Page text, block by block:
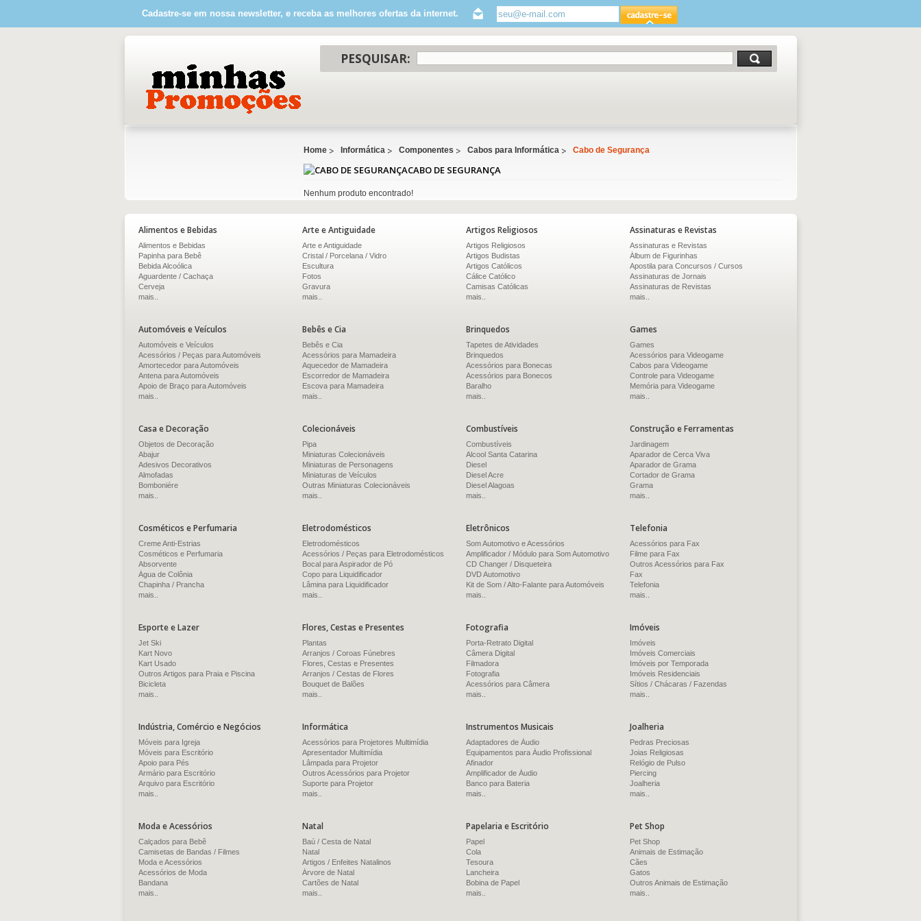
Cadastre-se em nossa newsletter, e receba as melhores ofertas da internet.
PESQUISAR:
Home Informática Componentes Cabos para Informática Cabo de Segurança
CABO DE SEGURANÇA
Nenhum produto encontrado!
Alimentos e Bebidas
Alimentos e Bebidas
Papinha para Bebê
Bebida Alcoólica
Aguardente / Cachaça
Cerveja
mais..
Arte e Antiguidade
Arte e Antiguidade
Cristal / Porcelana / Vidro
Escultura
Fotos
Gravura
mais..
Artigos Religiosos
Artigos Religiosos
Artigos Budistas
Artigos Católicos
Cálice Católico
Camisas Católicas
mais..
Assinaturas e Revistas
Assinaturas e Revistas
Álbum de Figurinhas
Apostila para Concursos / Cursos
Assinaturas de Jornais
Assinaturas de Revistas
mais..
Automóveis e Veículos
Automóveis e Veículos
Acessórios / Peças para Automóveis
Amortecedor para Automóveis
Antena para Automóveis
Apoio de Braço para Automóveis
mais..
Bebês e Cia
Bebês e Cia
Acessórios para Mamadeira
Aquecedor de Mamadeira
Escorredor de Mamadeira
Escova para Mamadeira
mais..
Brinquedos
Tapetes de Atividades
Brinquedos
Acessórios para Bonecas
Acessórios para Bonecos
Baralho
mais..
Games
Games
Acessórios para Videogame
Cabos para Videogame
Controle para Videogame
Memória para Videogame
mais..
Casa e Decoração
Objetos de Decoração
Abajur
Adesivos Decorativos
Almofadas
Bomboniére
mais..
Colecionáveis
Pipa
Miniaturas Colecionáveis
Miniaturas de Personagens
Miniaturas de Veículos
Outras Miniaturas Colecionáveis
mais..
Combustíveis
Combustíveis
Alcool Santa Catarina
Diesel
Diesel Acre
Diesel Alagoas
mais..
Construção e Ferramentas
Jardinagem
Aparador de Cerca Viva
Aparador de Grama
Cortador de Grama
Grama
mais..
Cosméticos e Perfumaria
Creme Anti-Estrias
Cosméticos e Perfumaria
Absorvente
Água de Colônia
Chapinha / Prancha
mais..
Eletrodomésticos
Eletrodomésticos
Acessórios / Peças para Eletrodomésticos
Bocal para Aspirador de Pó
Copo para Liquidificador
Lâmina para Liquidificador
mais..
Eletrônicos
Som Automotivo e Acessórios
Amplificador / Módulo para Som Automotivo
CD Changer / Disqueteira
DVD Automotivo
Kit de Som / Alto-Falante para Automóveis
mais..
Telefonia
Acessórios para Fax
Filme para Fax
Outros Acessórios para Fax
Fax
Telefonia
mais..
Esporte e Lazer
Jet Ski
Kart Novo
Kart Usado
Outros Artigos para Praia e Piscina
Bicicleta
mais..
Flores, Cestas e Presentes
Plantas
Arranjos / Coroas Fúnebres
Flores, Cestas e Presentes
Arranjos / Cestas de Flores
Bouquet de Balões
mais..
Fotografia
Porta-Retrato Digital
Câmera Digital
Filmadora
Fotografia
Acessórios para Câmera
mais..
Imóveis
Imóveis
Imóveis Comerciais
Imóveis por Temporada
Imóveis Residenciais
Sítios / Chácaras / Fazendas
mais..
Indústria, Comércio e Negócios
Móveis para Igreja
Móveis para Escritório
Apoio para Pés
Armário para Escritório
Arquivo para Escritório
mais..
Informática
Acessórios para Projetores Multimídia
Apresentador Multimídia
Lâmpada para Projetor
Outros Acessórios para Projetor
Suporte para Projetor
mais..
Instrumentos Musicais
Adaptadores de Áudio
Equipamentos para Áudio Profissional
Afinador
Amplificador de Áudio
Banco para Bateria
mais..
Joalheria
Pedras Preciosas
Joias Religiosas
Relógio de Pulso
Piercing
Joalheria
mais..
Moda e Acessórios
Calçados para Bebê
Camisetas de Bandas / Filmes
Moda e Acessórios
Acessórios de Moda
Bandana
mais..
Natal
Baú / Cesta de Natal
Natal
Artigos / Enfeites Natalinos
Árvore de Natal
Cartões de Natal
mais..
Papelaria e Escritório
Papel
Cola
Tesoura
Lancheira
Bobina de Papel
mais..
Pet Shop
Pet Shop
Animais de Estimação
Cães
Gatos
Outros Animais de Estimação
mais..